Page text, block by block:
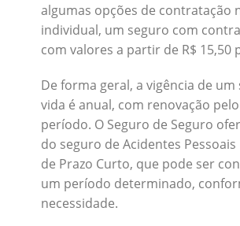
algumas opções de contratação
individual, um seguro com
com valores a partir de R$ 15,50
De forma geral, a vigência de um
vida é anual, com renovação
período. O Seguro de Seguro
do seguro de Acidentes
de Prazo Curto, que pode ser
um período determinado,
necessidade.